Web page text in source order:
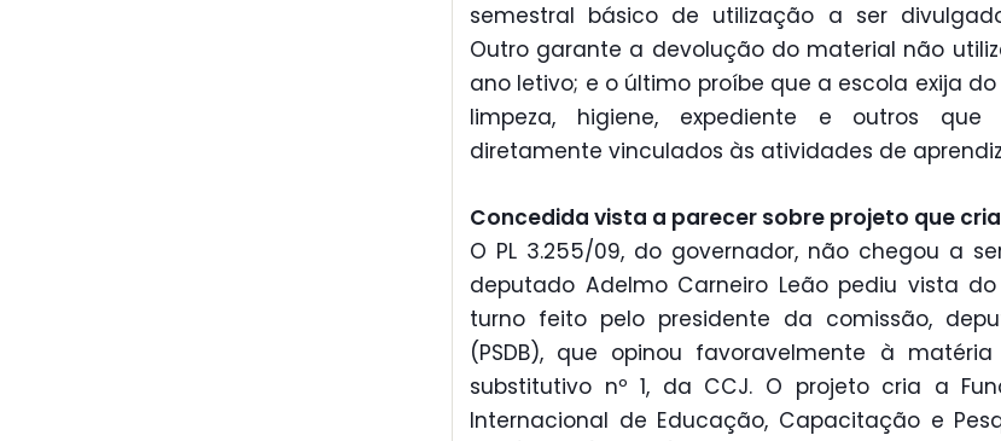
semestral básico de utilização a ser
Outro garante a devolução do material não
ano letivo; e o último proíbe que a escola exija
limpeza, higiene, expediente e outros que
diretamente vinculados às atividades de
Concedida vista a parecer sobre projeto que cria
O PL 3.255/09, do governador, não chegou a
deputado Adelmo Carneiro Leão pediu vista do
turno feito pelo presidente da comissão,
(PSDB), que opinou favoravelmente à
substitutivo nº 1, da CCJ. O projeto cria a
Internacional de Educação, Capacitação e